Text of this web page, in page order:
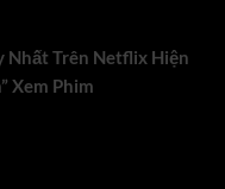
Nhất Trên Netflix Hiện
Xem Phim